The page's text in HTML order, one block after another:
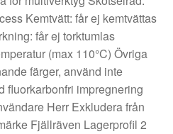
Kemtvätt: får ej kemtvättas
får ej torktumlas
(max 110°C) Övriga
färger, använd inte
fluorkarbonfri impregnering
Herr Exkludera från
Fjällräven Lagerprofil 2